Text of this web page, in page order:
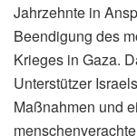
Jahrzehnte in
Beendigung des
Krieges in Gaza.
Unterstützer
Maßnahmen und